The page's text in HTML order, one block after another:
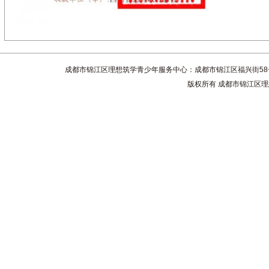
成都市锦江区理想筑学青少年服务中心：成都市锦江区福兴
版权所有 成都市锦江区